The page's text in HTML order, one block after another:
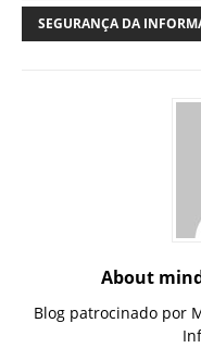
SEGURANÇA DA
About
Blog patrocinado por